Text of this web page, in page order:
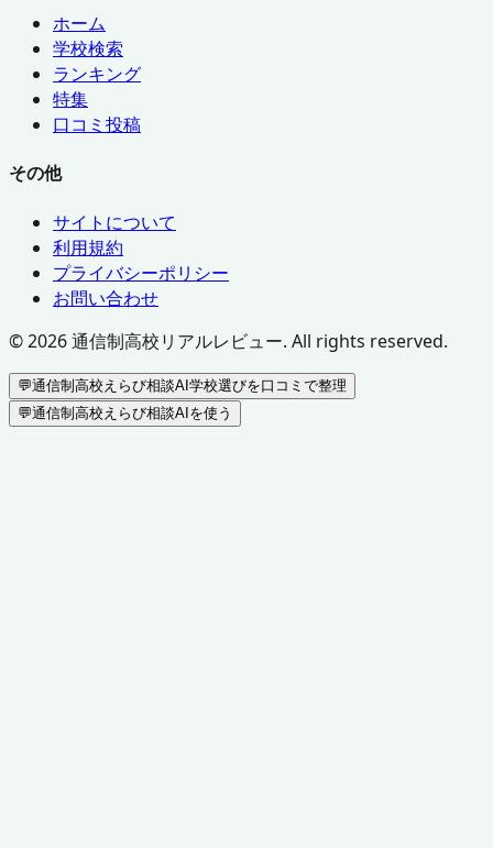
ホーム
学校検索
ランキング
特集
口コミ投稿
その他
サイトについて
利用規約
プライバシーポリシー
お問い合わせ
©2026通信制高校リアルレビュー. All rights reserved.
💬通信制高校えらび相談AI学校選びを口コミで整理
💬通信制高校えらび相談AIを使う